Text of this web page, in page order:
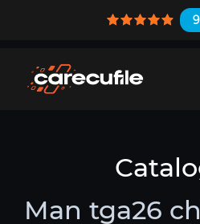
Man tga26